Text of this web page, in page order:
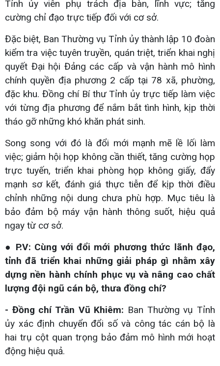
Tỉnh ủy viên phụ trách địa bàn, lĩnh vực; tăng
cường chỉ đạo trực tiếp đối với cơ sở.
Đặc biệt, Ban Thường vụ Tỉnh ủy thành lập 10 đoàn
kiểm tra việc tuyên truyền, quán triệt, triển khai nghị
quyết Đại hội Đảng các cấp và vận hành mô hình
chính quyền địa phương 2 cấp tại 78 xã, phường,
đặc khu. Đồng chí Bí thư Tỉnh ủy trực tiếp làm việc
với từng địa phương để nắm bắt tình hình, kịp thời
tháo gỡ những khó khăn phát sinh.
Song song với đó là đổi mới mạnh mẽ lề lối làm
việc; giảm hội họp không cần thiết, tăng cường họp
trực tuyến, triển khai phòng họp không giấy, đẩy
mạnh sơ kết, đánh giá thực tiễn để kịp thời điều
chỉnh những nội dung chưa phù hợp. Mục tiêu là
bảo đảm bộ máy vận hành thông suốt, hiệu quả
ngay từ cơ sở.
● P.V: Cùng với đổi mới phương thức lãnh đạo,
tỉnh đã triển khai những giải pháp gì nhằm xây
dựng nền hành chính phục vụ và nâng cao chất
lượng đội ngũ cán bộ, thưa đồng chí?
- Đồng chí Trần Vũ Khiêm: Ban Thường vụ Tỉnh
ủy xác định chuyển đổi số và công tác cán bộ là
hai trụ cột quan trọng bảo đảm mô hình mới hoạt
động hiệu quả.